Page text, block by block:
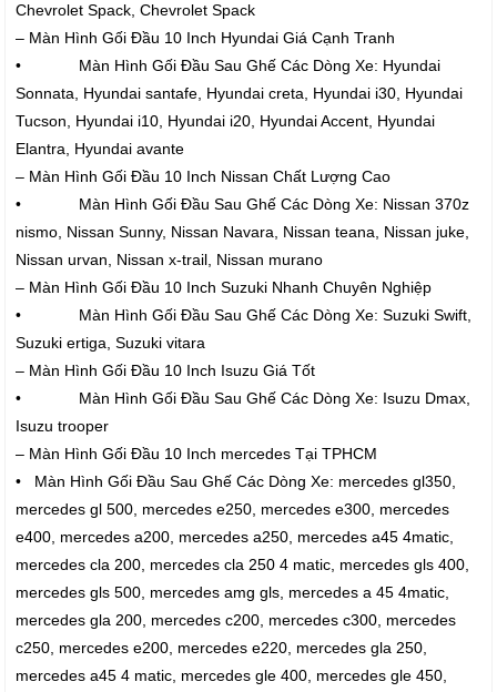
Chevrolet Spack, Chevrolet Spack
– Màn Hình Gối Đầu 10 Inch Hyundai Giá Cạnh Tranh
• Màn Hình Gối Đầu Sau Ghế Các Dòng Xe: Hyundai
Sonnata, Hyundai santafe, Hyundai creta, Hyundai i30, Hyundai
Tucson, Hyundai i10, Hyundai i20, Hyundai Accent, Hyundai
Elantra, Hyundai avante
– Màn Hình Gối Đầu 10 Inch Nissan Chất Lượng Cao
• Màn Hình Gối Đầu Sau Ghế Các Dòng Xe: Nissan 370z
nismo, Nissan Sunny, Nissan Navara, Nissan teana, Nissan juke,
Nissan urvan, Nissan x-trail, Nissan murano
– Màn Hình Gối Đầu 10 Inch Suzuki Nhanh Chuyên Nghiệp
• Màn Hình Gối Đầu Sau Ghế Các Dòng Xe: Suzuki Swift,
Suzuki ertiga, Suzuki vitara
– Màn Hình Gối Đầu 10 Inch Isuzu Giá Tốt
• Màn Hình Gối Đầu Sau Ghế Các Dòng Xe: Isuzu Dmax,
Isuzu trooper
– Màn Hình Gối Đầu 10 Inch mercedes Tại TPHCM
• Màn Hình Gối Đầu Sau Ghế Các Dòng Xe: mercedes gl350,
mercedes gl 500, mercedes e250, mercedes e300, mercedes
e400, mercedes a200, mercedes a250, mercedes a45 4matic,
mercedes cla 200, mercedes cla 250 4 matic, mercedes gls 400,
mercedes gls 500, mercedes amg gls, mercedes a 45 4matic,
mercedes gla 200, mercedes c200, mercedes c300, mercedes
c250, mercedes e200, mercedes e220, mercedes gla 250,
mercedes a45 4 matic, mercedes gle 400, mercedes gle 450,